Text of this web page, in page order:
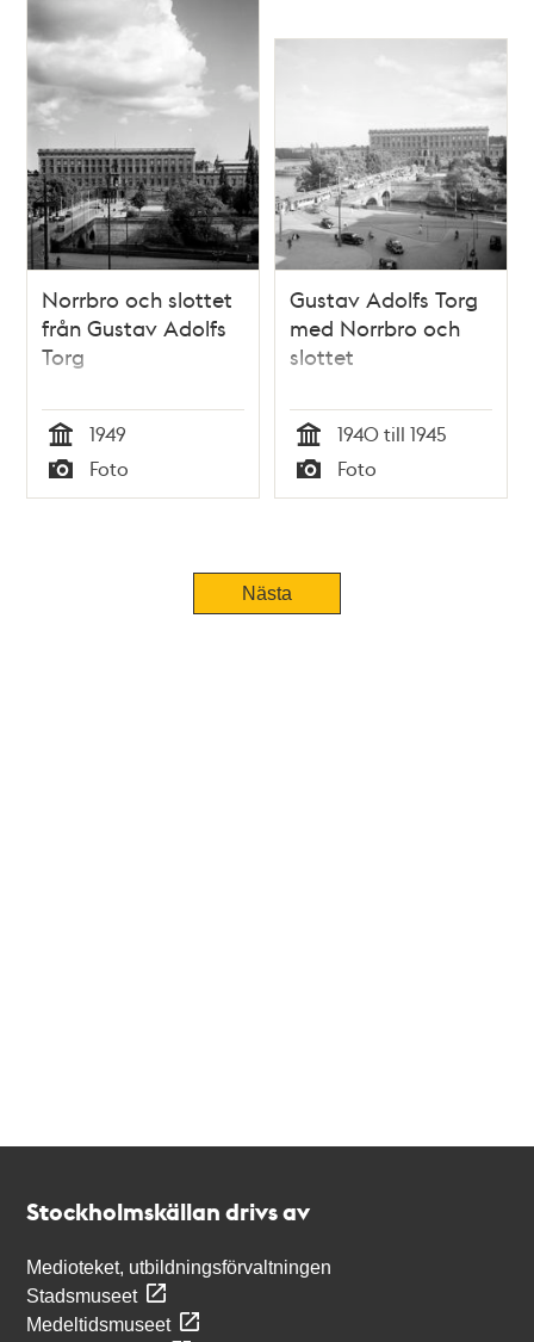
Norrbro och slottet
från Gustav Adolfs
Torg
Tid
1949
Typ
Foto
Gustav Adolfs Torg
med Norrbro och
slottet
Tid
1940 till 1945
Typ
Foto
TidigareNästa
Stockholmskällan drivs av
Medioteket, utbildningsförvaltningen
Stadsmuseet
Medeltidsmuseet